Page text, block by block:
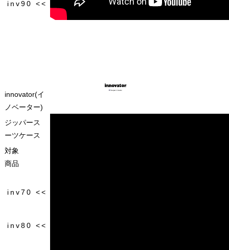
innovator(イ
ノベーター)
ジッパース
ーツケース
対象
商品